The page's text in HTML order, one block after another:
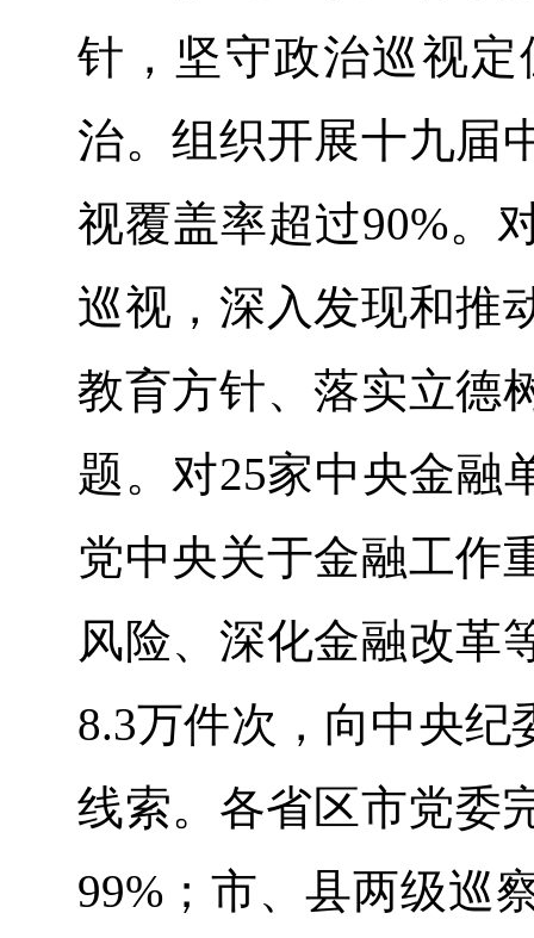
针，坚守政治巡视
治。组织开展十九届
视覆盖率超过90%。
巡视，深入发现和推
教育方针、落实立德
题。对25家中央金融
党中央关于金融工作
风险、深化金融改革
8.3万件次，向中央
线索。各省区市党委
99%；市、县两级巡